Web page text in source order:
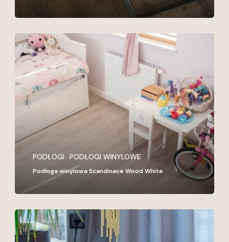
Podłoga
winylowa
Scandinave
Wood
White
PODŁOGI PODŁOGI WINYLOWE
Podłoga winylowa Scandinave Wood White
Podłoga
drewniana